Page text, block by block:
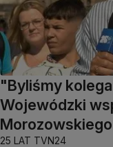
"Byliśmy
Wojewódzki
Morozowskiego
25 LAT TVN24